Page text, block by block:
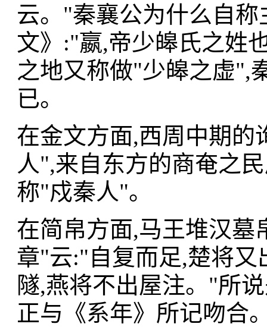
云。"秦襄公为什么自
文》:"嬴,帝少皞氏之姓
之地又称做"少皞之虚",
已。
在金文方面,西周中期
人",来自东方的商奄之
称"戍秦人"。
在简帛方面,马王堆汉墓
章"云:"自复而足,楚将又
隧,燕将不出屋注。"所
正与《系年》所记吻合